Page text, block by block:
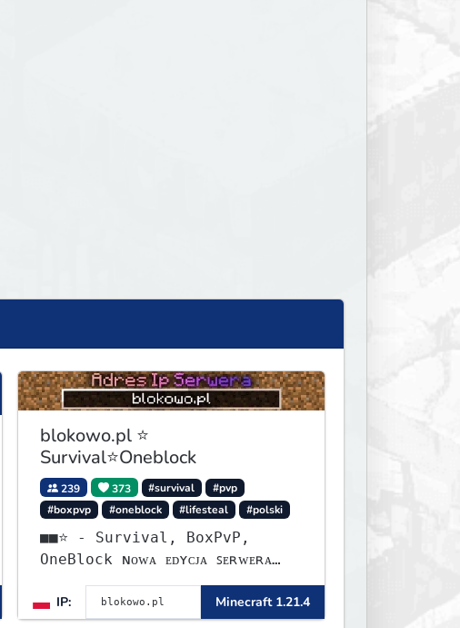
blokowo.pl ⭐
Survival⭐Oneblock
239 373 #survival
#pvp
#boxpvp
#oneblock #lifesteal #polski
■■⭐ - Survival, BoxPvP,
OneBlock ɴᴏᴡᴀ ᴇᴅʏᴄᴊᴀ ꜱᴇʀᴡᴇʀᴀ
ᴡʏꜱᴛᴀʀᴛᴏᴡᴀʟᴀ!
IP:
Minecraft 1.21.4